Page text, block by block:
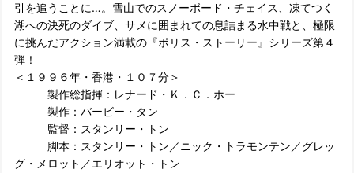
引を追うことに…。雪山でのスノーボード・チェイス、凍てつく
湖への決死のダイブ、サメに囲まれての息詰まる水中戦と、極限
に挑んだアクション満載の『ポリス・ストーリー』シリーズ第４
弾！
＜１９９６年・香港・１０７分＞
製作総指揮：レナード・Ｋ．Ｃ．ホー
製作：バービー・タン
監督：スタンリー・トン
脚本：スタンリー・トン／ニック・トラモンテン／グレッ
グ・メロット／エリオット・トン